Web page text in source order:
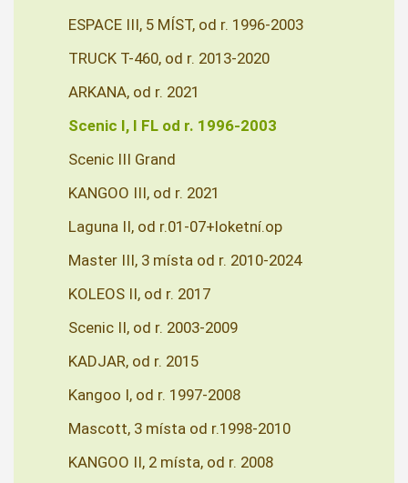
ESPACE III, 5 MÍST, od r. 1996-2003
TRUCK T-460, od r. 2013-2020
ARKANA, od r. 2021
Scenic I, I FL od r. 1996-2003
Scenic III Grand
KANGOO III, od r. 2021
Laguna II, od r.01-07+loketní.op
Master III, 3 místa od r. 2010-2024
KOLEOS II, od r. 2017
Scenic II, od r. 2003-2009
KADJAR, od r. 2015
Kangoo I, od r. 1997-2008
Mascott, 3 místa od r.1998-2010
KANGOO II, 2 místa, od r. 2008